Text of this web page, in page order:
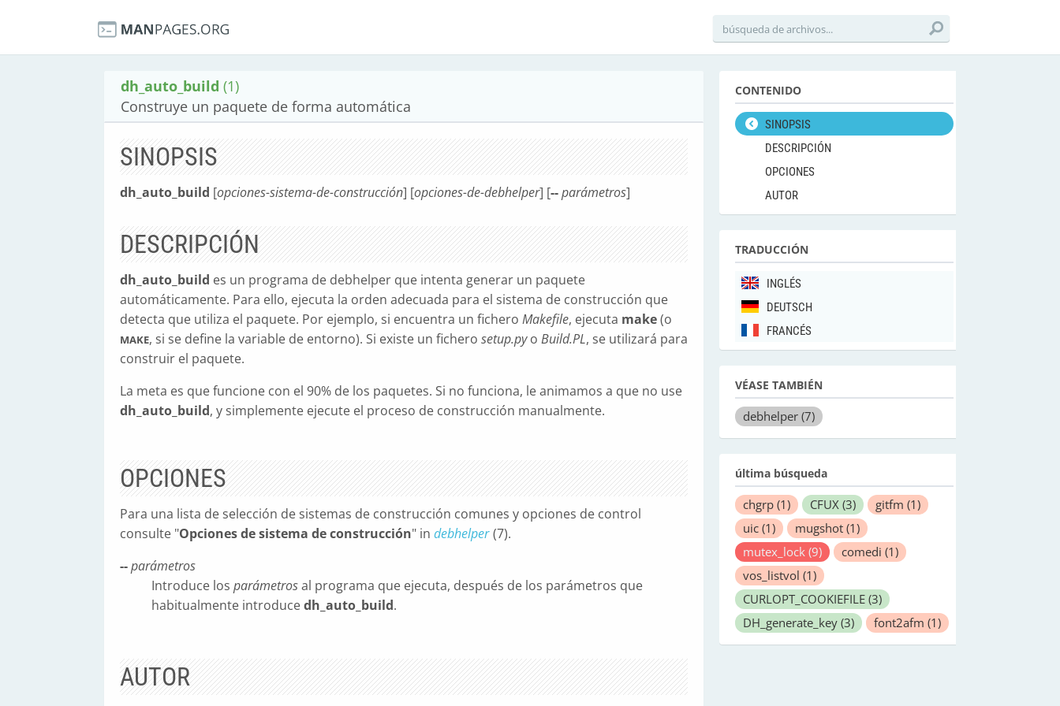
dh_auto_build (1)
Construye un paquete de forma automática
SINOPSIS
dh_auto_build [opciones-sistema-de-construcción] [opciones-de-debhelper] [--parámetros]
DESCRIPCIÓN
dh_auto_build es un programa de debhelper que intenta generar un paquete
automáticamente. Para ello, ejecuta la orden adecuada para el sistema de construcción que
detecta que utiliza el paquete. Por ejemplo, si encuentra un fichero Makefile, ejecuta make(o
MAKE, si se define la variable de entorno). Si existe un fichero setup.pyo Build.PL, se utilizará para
construir el paquete.
La meta es que funcione con el 90% de los paquetes. Si no funciona, le animamos a que no use
dh_auto_build, y simplemente ejecute el proceso de construcción manualmente.
OPCIONES
Para una lista de selección de sistemas de construcción comunes y opciones de control
consulte "Opciones de sistema de construcción" in debhelper (7).
--parámetros
Introduce los parámetrosal programa que ejecuta, después de los parámetros que
habitualmente introducedh_auto_build.
AUTOR
CONTENIDO
SINOPSIS
DESCRIPCIÓN
OPCIONES
AUTOR
TRADUCCIÓN
INGLÉS
DEUTSCH
FRANCÉS
VÉASE TAMBIÉN
debhelper (7)
última búsqueda
chgrp (1) CFUX (3) gitfm (1)
uic (1) mugshot (1)
mutex_lock (9) comedi (1)
vos_listvol (1)
CURLOPT_COOKIEFILE (3)
DH_generate_key (3) font2afm (1)